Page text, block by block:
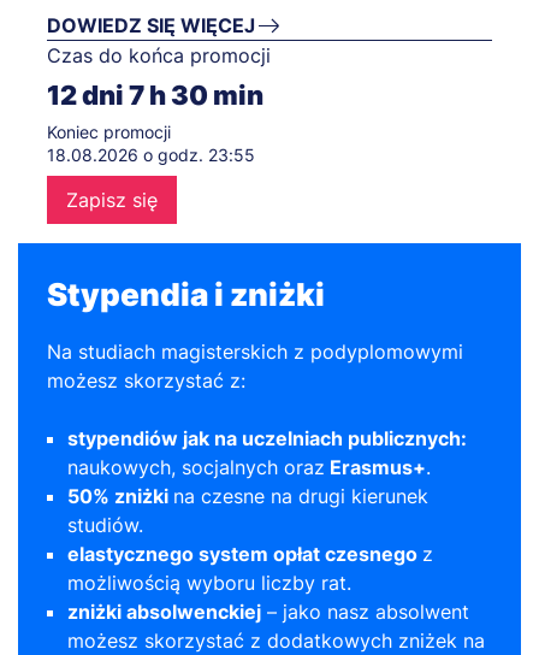
DOWIEDZ SIĘ WIĘCEJ
Czas do końca promocji
12dni7h30 min
Koniec promocji
18.08.2026 o godz. 23:55
Zapisz się
Stypendia i zniżki
Na studiach magisterskich z podyplomowymi
możesz skorzystać z:
stypendiów jak na uczelniach publicznych:
naukowych, socjalnych oraz Erasmus+.
50% zniżki na czesne na drugi kierunek
studiów.
elastycznego system opłat czesnego z
możliwością wyboru liczby rat.
zniżki absolwenckiej – jako nasz absolwent
możesz skorzystać z dodatkowych zniżek na